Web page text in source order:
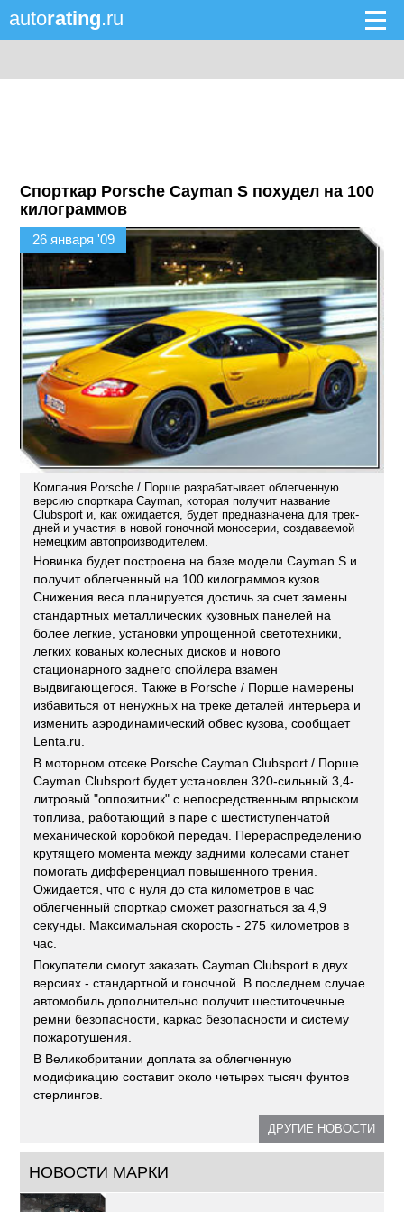
autorating.ru
Спорткар Porsche Cayman S похудел на 100
килограммов
26 января '09
Компания Porsche / Порше разрабатывает облегченную
версию спорткара Cayman, которая получит название
Clubsport и, как ожидается, будет предназначена для трек-
дней и участия в новой гоночной моносерии, создаваемой
немецким автопроизводителем.
Новинка будет построена на базе модели Cayman S и
получит облегченный на 100 килограммов кузов.
Снижения веса планируется достичь за счет замены
стандартных металлических кузовных панелей на
более легкие, установки упрощенной светотехники,
легких кованых колесных дисков и нового
стационарного заднего спойлера взамен
выдвигающегося. Также в Porsche / Порше намерены
избавиться от ненужных на треке деталей интерьера и
изменить аэродинамический обвес кузова, сообщает
Lenta.ru.
В моторном отсеке Porsche Cayman Clubsport / Порше
Cayman Clubsport будет установлен 320-сильный 3,4-
литровый "оппозитник" с непосредственным впрыском
топлива, работающий в паре с шестиступенчатой
механической коробкой передач. Перераспределению
крутящего момента между задними колесами станет
помогать дифференциал повышенного трения.
Ожидается, что с нуля до ста километров в час
облегченный спорткар сможет разогнаться за 4,9
секунды. Максимальная скорость - 275 километров в
час.
Покупатели смогут заказать Cayman Clubsport в двух
версиях - стандартной и гоночной. В последнем случае
автомобиль дополнительно получит шеститочечные
ремни безопасности, каркас безопасности и систему
пожаротушения.
В Великобритании доплата за облегченную
модификацию составит около четырех тысяч фунтов
стерлингов.
ДРУГИЕ НОВОСТИ
НОВОСТИ МАРКИ